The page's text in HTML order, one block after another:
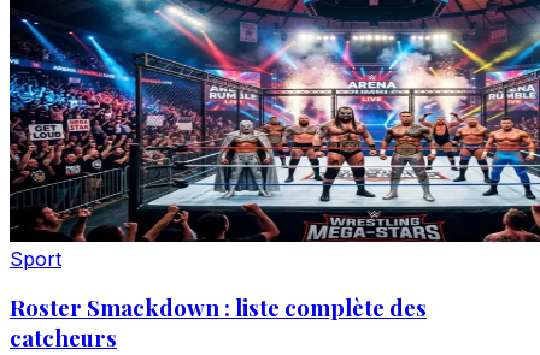
Sport
Roster Smackdown : liste complète des
catcheurs